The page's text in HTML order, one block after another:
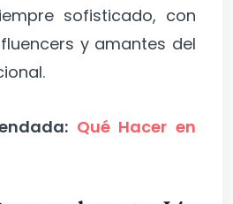
sofisticado, con
y amantes del
Qué Hacer en